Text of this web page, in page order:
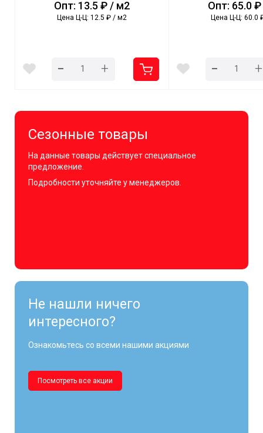
Опт: 13.5 ₽ / м2
Цена Ц-Ц: 12.5 ₽ / м2
- +
Опт: 65.0
Цена Ц-Ц: 60.0
- +
Сезонные товары
На данные товары действует специальное
предложение.
Подробности уточняйте у менеджеров.
Не нашли ничего
интересного?
Ознакомьтесь со всеми нашими акциями
Посмотреть все акции